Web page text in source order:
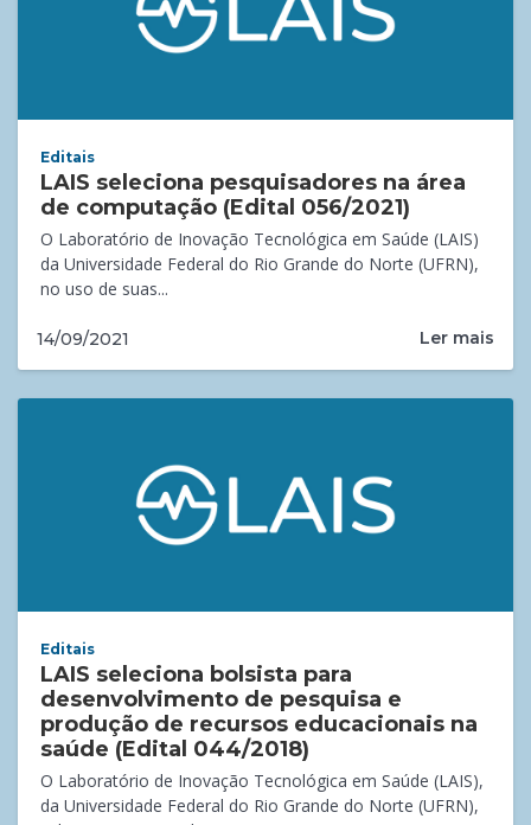
Editais
LAIS seleciona pesquisadores na área
de computação (Edital 056/2021)
O Laboratório de Inovação Tecnológica em Saúde (LAIS)
da Universidade Federal do Rio Grande do Norte (UFRN),
no uso de suas...
14/09/2021 Ler mais
Editais
LAIS seleciona bolsista para
desenvolvimento de pesquisa e
produção de recursos educacionais na
saúde (Edital 044/2018)
O Laboratório de Inovação Tecnológica em Saúde (LAIS),
da Universidade Federal do Rio Grande do Norte (UFRN),